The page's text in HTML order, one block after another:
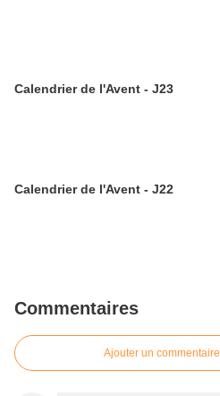
Calendrier de l'Avent - J23
Calendrier de l'Avent - J22
Commentaires
Ajouter un commentaire